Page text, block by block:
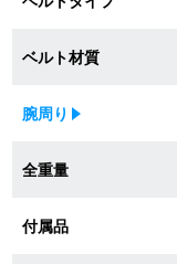
買取・下取りはこち
買取専門サロン
買取ご成約者様限定
75%以上保証！中古
ベルト材質
腕周り
全重量
付属品